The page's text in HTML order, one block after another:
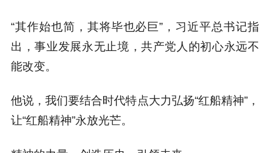
“其作始也简，其将毕也必巨”，习近平总书记指
出，事业发展永无止境，共产党人的初心永远不
能改变。
他说，我们要结合时代特点大力弘扬“红船精神”，
让“红船精神”永放光芒。